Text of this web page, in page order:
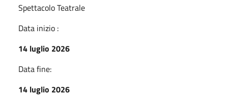
Spettacolo Teatrale
Data inizio :
14 luglio 2026
Data fine:
14 luglio 2026